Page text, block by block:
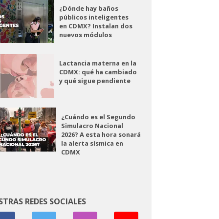
¿Dónde hay baños
públicos inteligentes
en CDMX? Instalan dos
nuevos módulos
Lactancia materna en la
CDMX: qué ha cambiado
y qué sigue pendiente
¿Cuándo es el Segundo
Simulacro Nacional
2026? A esta hora sonará
la alerta sísmica en
CDMX
REDES SOCIALES